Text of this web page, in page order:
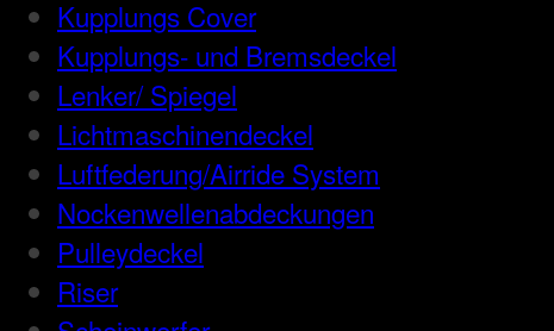
Kupplungs Cover
Kupplungs- und Bremsdeckel
Lenker/ Spiegel
Lichtmaschinendeckel
Luftfederung/Airride System
Nockenwellenabdeckungen
Pulleydeckel
Riser